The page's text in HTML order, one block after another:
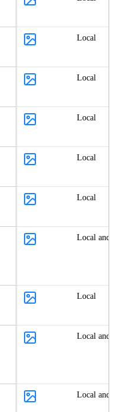
Local
Local
Local
Local
Local
Local and
Local
Local and
Local and